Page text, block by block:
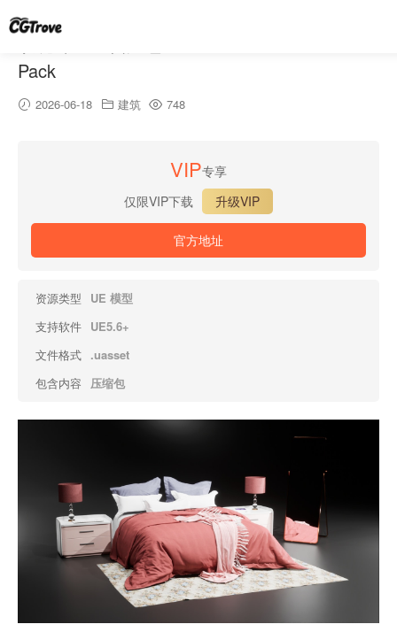
Pack
2026-06-18 建筑 748
VIP专享
仅限VIP下载
升级VIP
官方地址
资源类型
UE 模型
支持软件 UE5.6+
文件格式 .uasset
包含内容
压缩包